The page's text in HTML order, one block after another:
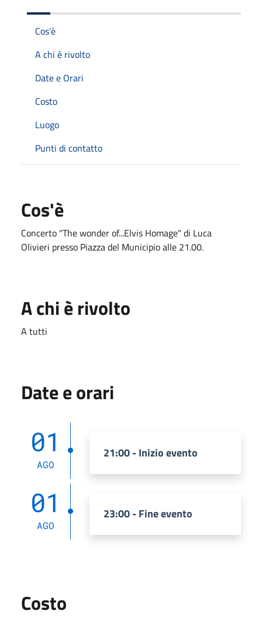
Cos'è
A chi è rivolto
Date e Orari
Costo
Luogo
Punti di contatto
Cos'è
Concerto "The wonder of...Elvis Homage" di Luca
Olivieri presso Piazza del Municipio alle 21.00.
A chi è rivolto
A tutti
Date e orari
01
AGO
21:00 - Inizio evento
01
AGO
23:00 - Fine evento
Costo